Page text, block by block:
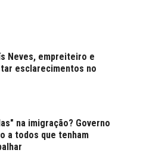
Neves, empreiteiro e
esclarecimentos no
na imigração? Governo
a todos que tenham